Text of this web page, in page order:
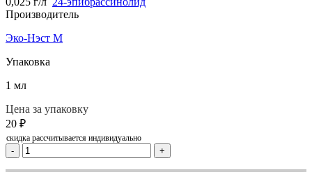
Производитель
Эко-Нэст М
Упаковка
1 мл
Цена за упаковку
20 ₽
скидка рассчитывается индивидуально
- +